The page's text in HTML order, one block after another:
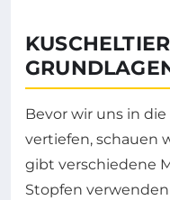
Bevor wir uns in
vertiefen, schauen
gibt verschiedene
Stopfen